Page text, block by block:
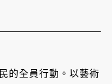
的全員行動。以藝術